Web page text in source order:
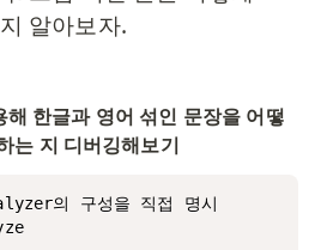
알아보자.
한글과 영어 섞인 문장을 어떻
는 지 디버깅해보기
의 구성을 직접 명시